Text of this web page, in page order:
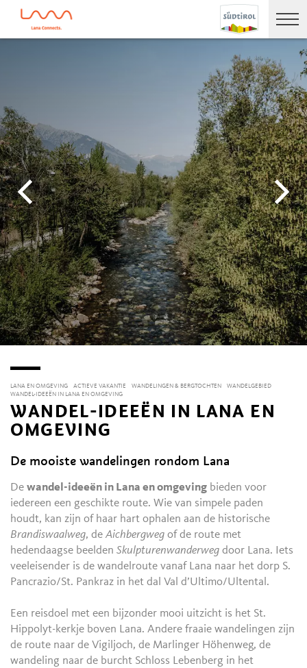
LANA EN OMGEVING ACTIEVE VAKANTIE WANDELINGEN & BERGTOCHTEN
WANDELGEBIED
WANDEL-IDEEËN IN LANA EN OMGEVING
WANDEL-IDEEËN IN LANA EN
OMGEVING
De mooiste wandelingen rondom Lana
Dewandel-ideeën in Lana en omgeving bieden voor
iedereen een geschikte route. Wie van simpele paden
houdt, kan zijn of haar hart ophalen aan de historische
Brandiswaalweg, deAichbergweg of de route met
hedendaagse beeldenSkulpturenwanderweg door Lana. Iets
veeleisender is de wandelroute vanaf Lana naar het dorp S.
Pancrazio/St. Pankraz in het dal Val d’Ultimo/Ultental.
Een reisdoel met een bijzonder mooi uitzicht is het St.
Hippolyt-kerkje boven Lana. Andere fraaie wandelingen zijn
de route naar de Vigiljoch, de Marlinger Höhenweg, de
wandeling naar de burcht Schloss Lebenberg in het